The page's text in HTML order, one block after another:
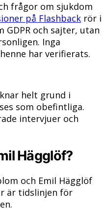
frågor om sjukdom
på Flashback rör i
och sajter, utan
Inga
har verifierats.
helt grund i
som obefintliga.
intervjuer och
Hägglöf?
och Emil Hägglöf
är tidslinjen för